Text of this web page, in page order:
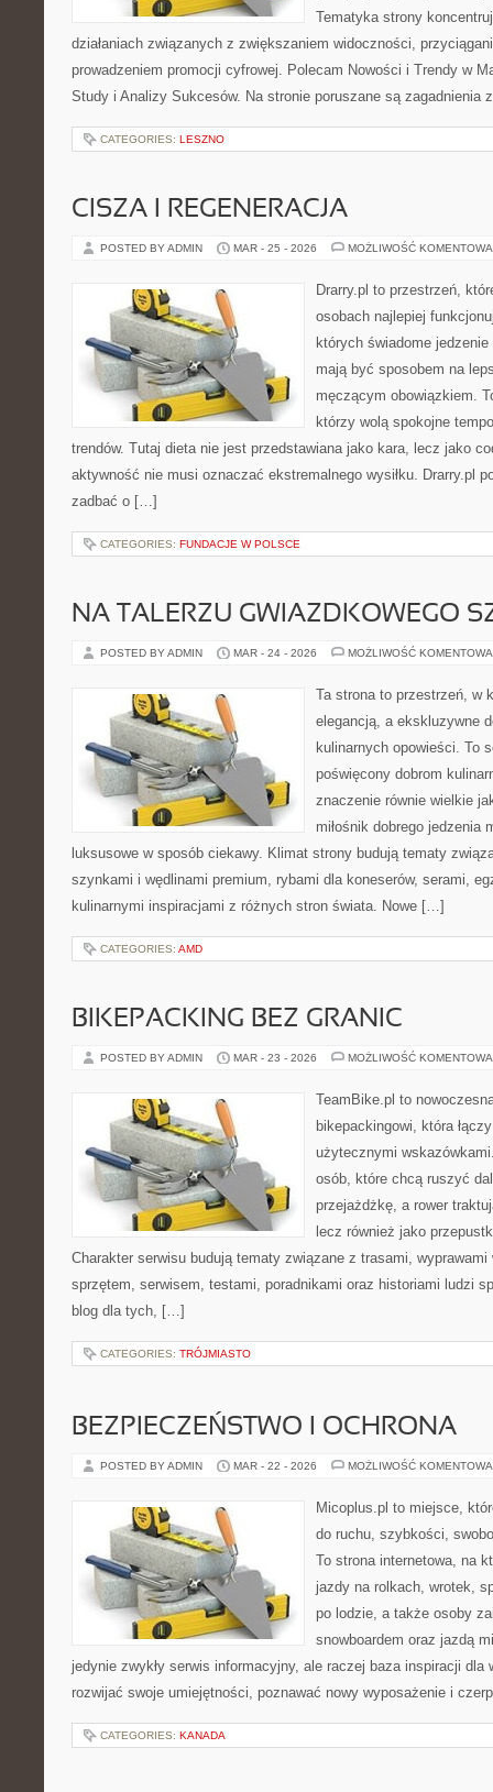
Tematyka strony
działaniach związanych z zwiększaniem widoczności,
prowadzeniem promocji cyfrowej. Polecam Nowości i Trendy w
Study i Analizy Sukcesów. Na stronie poruszane są zagadnienia
CATEGORIES: LESZNO
CISZA I REGENERACJA
POSTED BY ADMIN MAR - 25 - 2026 MOŻLIWOŚĆ
Drarry.pl to przestrzeń,
osobach najlepiej
których świadome
mają być sposobem na
męczącym obowiązkiem.
którzy wolą spokojne
trendów. Tutaj dieta nie jest przedstawiana jako kara, lecz jako
aktywność nie musi oznaczać ekstremalnego wysiłku. Drarry.pl
zadbać o […]
CATEGORIES: FUNDACJE W POLSCE
NA TALERZU GWIAZDKOWEGO
POSTED BY ADMIN MAR - 24 - 2026 MOŻLIWOŚĆ
Ta strona to przestrzeń, w
elegancją, a ekskluzywne
kulinarnych opowieści. To
poświęcony dobrom
znaczenie równie wielkie
miłośnik dobrego jedzenia
luksusowe w sposób ciekawy. Klimat strony budują tematy
szynkami i wędlinami premium, rybami dla koneserów, serami,
kulinarnymi inspiracjami z różnych stron świata. Nowe […]
CATEGORIES: AMD
BIKEPACKING BEZ GRANIC
POSTED BY ADMIN MAR - 23 - 2026 MOŻLIWOŚĆ
TeamBike.pl to
bikepackingowi, która
użytecznymi
osób, które chcą ruszyć
przejażdżkę, a rower
lecz również jako
Charakter serwisu budują tematy związane z trasami,
sprzętem, serwisem, testami, poradnikami oraz historiami ludzi
blog dla tych, […]
CATEGORIES: TRÓJMIASTO
BEZPIECZEŃSTWO I OCHRONA
POSTED BY ADMIN MAR - 22 - 2026 MOŻLIWOŚĆ
Micoplus.pl to miejsce,
do ruchu, szybkości,
To strona internetowa, na
jazdy na rolkach, wrotek,
po lodzie, a także osoby
snowboardem oraz jazdą
jedynie zwykły serwis informacyjny, ale raczej baza inspiracji
rozwijać swoje umiejętności, poznawać nowy wyposażenie i
CATEGORIES: KANADA